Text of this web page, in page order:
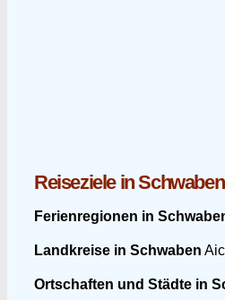
Reiseziele in
Ferienregionen in
Landkreise in Schwaben
Ortschaften und Städte in